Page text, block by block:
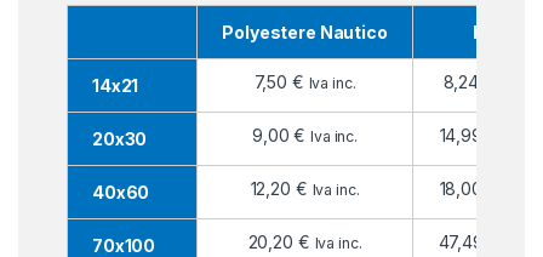
Polyestere Nautico Raso
14x21 7,50 € Iva inc. 8,24
20x30 9,00€ Iva inc. 14,99
40x60 12,20 € Iva inc. 18,00
70x100 20,20 € Iva inc. 47,49